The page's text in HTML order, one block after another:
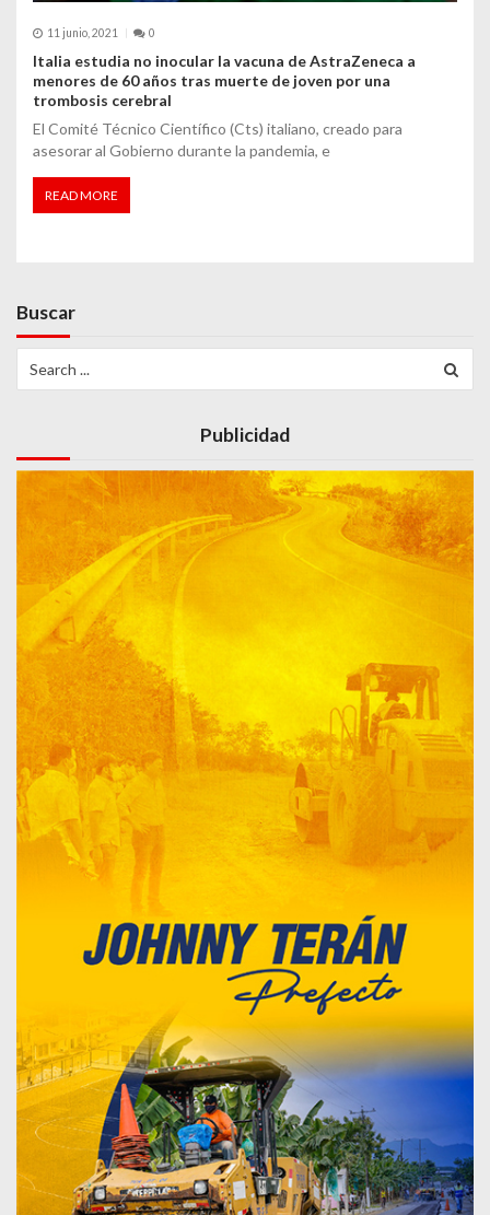
11 junio, 2021 0
Italia estudia no inocular la vacuna de AstraZeneca a
menores de 60 años tras muerte de joven por una
trombosis cerebral
El Comité Técnico Científico (Cts) italiano, creado para
asesorar al Gobierno durante la pandemia, e
READ MORE
Buscar
for:
Publicidad